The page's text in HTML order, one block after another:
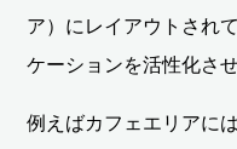
ア）にレイアウトされ
ケーションを活性化さ
例えばカフェエリアに